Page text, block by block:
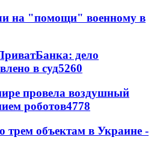
на "помощи" военному в
дело
в суд5260
провела воздушный
роботов4778
трем объектам в Украине -